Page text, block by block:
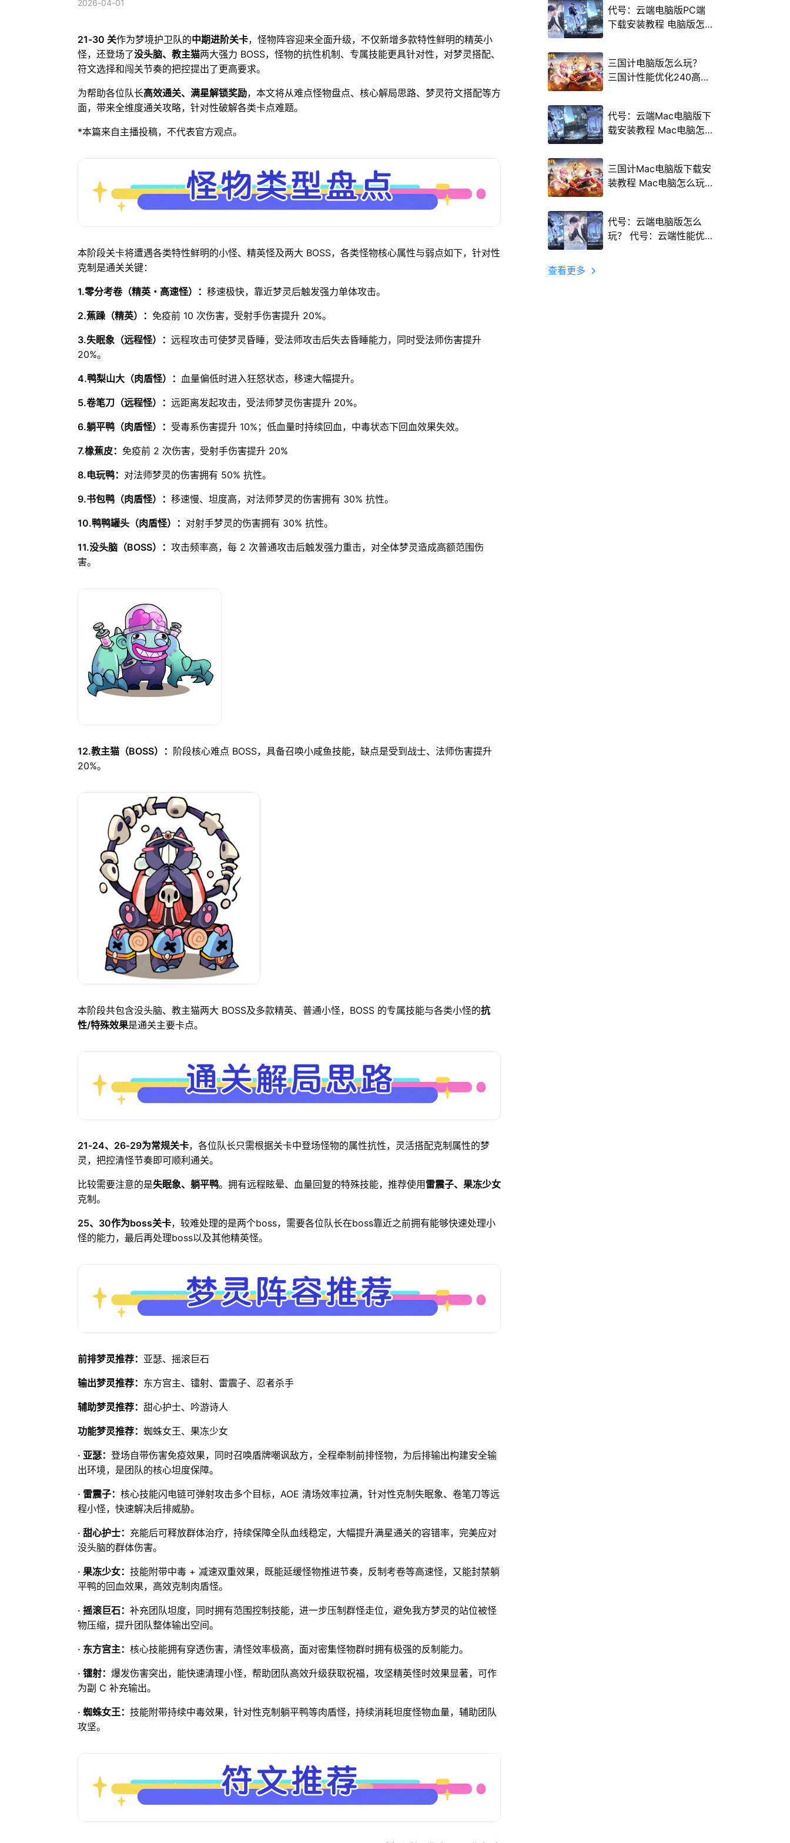
2026-04-01
21-30 关作为梦境护卫队的中期进阶关卡，怪物阵容迎来全面升级，不仅新增多款特性鲜明的精英小
怪，还登场了没头脑、教主猫两大强力 BOSS，怪物的抗性机制、专属技能更具针对性，对梦灵搭配、
符文选择和闯关节奏的把控提出了更高要求。
为帮助各位队长高效通关、满星解锁奖励，本文将从难点怪物盘点、核心解局思路、梦灵符文搭配等方
面，带来全维度通关攻略，针对性破解各类卡点难题。
*本篇来自主播投稿，不代表官方观点。
本阶段关卡将遭遇各类特性鲜明的小怪、精英怪及两大 BOSS，各类怪物核心属性与弱点如下，针对性
克制是通关关键：
1.零分考卷（精英・高速怪）： 移速极快，靠近梦灵后触发强力单体攻击。
2.蕉躁（精英）： 免疫前 10 次伤害，受射手伤害提升 20%。
3.失眠象（远程怪）： 远程攻击可使梦灵昏睡，受法师攻击后失去昏睡能力，同时受法师伤害提升
20%。
4.鸭梨山大（肉盾怪）： 血量偏低时进入狂怒状态，移速大幅提升。
5.卷笔刀（远程怪）： 远距离发起攻击，受法师梦灵伤害提升 20%。
6.躺平鸭（肉盾怪）： 受毒系伤害提升 10%；低血量时持续回血，中毒状态下回血效果失效。
7.橡蕉皮： 免疫前 2 次伤害，受射手伤害提升 20%
8.电玩鸭： 对法师梦灵的伤害拥有 50% 抗性。
9.书包鸭（肉盾怪）： 移速慢、坦度高，对法师梦灵的伤害拥有 30% 抗性。
10.鸭鸭罐头（肉盾怪）： 对射手梦灵的伤害拥有 30% 抗性。
11.没头脑（BOSS）： 攻击频率高，每 2 次普通攻击后触发强力重击，对全体梦灵造成高额范围伤
害。
12.教主猫（BOSS）： 阶段核心难点 BOSS，具备召唤小咸鱼技能，缺点是受到战士、法师伤害提升
20%。
本阶段共包含没头脑、教主猫两大 BOSS及多款精英、普通小怪，BOSS 的专属技能与各类小怪的抗
性/特殊效果是通关主要卡点。
21-24、26-29为常规关卡，各位队长只需根据关卡中登场怪物的属性抗性，灵活搭配克制属性的梦
灵，把控清怪节奏即可顺利通关。
比较需要注意的是失眠象、躺平鸭。拥有远程眩晕、血量回复的特殊技能，推荐使用 雷震子、果冻少女
克制。
25、30作为boss关卡，较难处理的是两个boss，需要各位队长在boss靠近之前拥有能够快速处理小
怪的能力，最后再处理boss以及其他精英怪。
前排梦灵推荐： 亚瑟、摇滚巨石
输出梦灵推荐： 东方宫主、镭射、雷震子、忍者杀手
辅助梦灵推荐： 甜心护士、吟游诗人
功能梦灵推荐： 蜘蛛女王、果冻少女
· 亚瑟： 登场自带伤害免疫效果，同时召唤盾牌嘲讽敌方，全程牵制前排怪物，为后排输出构建安全输
出环境，是团队的核心坦度保障。
· 雷震子： 核心技能闪电链可弹射攻击多个目标，AOE 清场效率拉满，针对性克制失眠象、卷笔刀等远
程小怪，快速解决后排威胁。
· 甜心护士： 充能后可释放群体治疗，持续保障全队血线稳定，大幅提升满星通关的容错率，完美应对
没头脑的群体伤害。
· 果冻少女： 技能附带中毒 + 减速双重效果，既能延缓怪物推进节奏，反制考卷等高速怪，又能封禁躺
平鸭的回血效果，高效克制肉盾怪。
· 摇滚巨石： 补充团队坦度，同时拥有范围控制技能，进一步压制群怪走位，避免我方梦灵的站位被怪
物压缩，提升团队整体输出空间。
· 东方宫主： 核心技能拥有穿透伤害，清怪效率极高，面对密集怪物群时拥有极强的反制能力。
· 镭射： 爆发伤害突出，能快速清理小怪，帮助团队高效升级获取祝福，攻坚精英怪时效果显著，可作
为副 C 补充输出。
· 蜘蛛女王： 技能附带持续中毒效果，针对性克制躺平鸭等肉盾怪，持续消耗坦度怪物血量，辅助团队
攻坚。
代号：云端电脑版PC端
下载安装教程 电脑版怎
三国计电脑版怎么玩？
三国计性能优化240高帧
代号：云端Mac电脑版下
载安装教程 Mac电脑怎
三国计Mac电脑版下载安
装教程 Mac电脑怎么玩
代号：云端电脑版怎么
玩？ 代号：云端性能优
查看更多